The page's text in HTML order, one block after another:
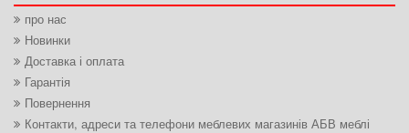
про нас
Новинки
Доставка і оплата
Гарантія
Повернення
Контакти, адреси та телефони меблевих магазинів АБВ меблі